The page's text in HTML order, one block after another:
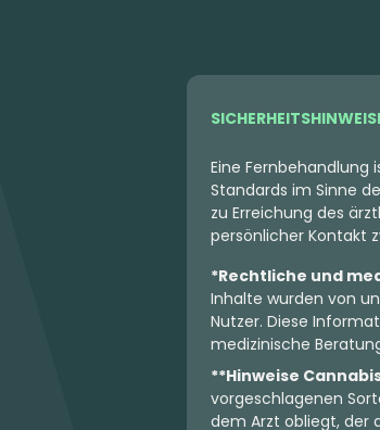
Eine
Standards im Sinne
zu Erreichung des
persönlicher Kontakt
*Rechtliche und
Inhalte wurden von
Nutzer. Diese
medizinische
**Hinweise
vorgeschlagenen
dem Arzt obliegt, der